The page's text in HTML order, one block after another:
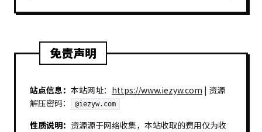
免责声明
站点信息： 本站网址： https://www.iezyw.com | 资源
解压密码：
@iezyw.com
性质说明： 资源源于网络收集，本站收取的费用仅为收